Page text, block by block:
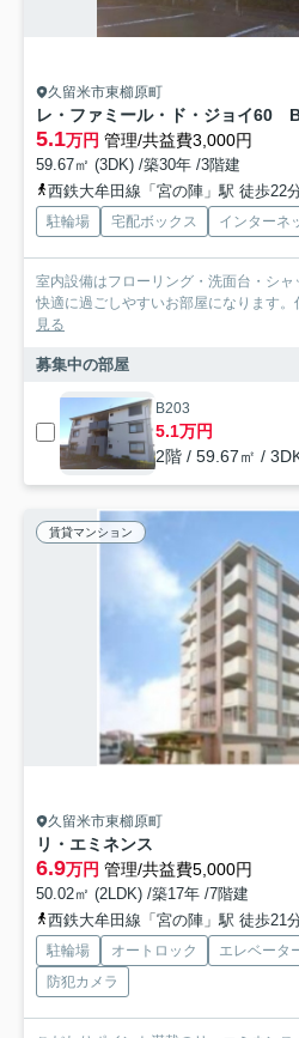
久留米市東櫛原町
レ・ファミール・ド・ジョイ60
5.1万円 管理/共益費3,000円
59.67㎡ (3DK) /築30年 /3階建
西鉄大牟田線「宮の陣」駅 徒歩22
駐輪場 宅配ボックス インターネ
室内設備はフローリング・洗面台・シャ
快適に過ごしやすいお部屋になります
見る
募集中の部屋
B203
5.1万円
2階 / 59.67㎡ /
賃貸マンション
久留米市東櫛原町
リ・エミネンス
6.9万円 管理/共益費5,000円
50.02㎡ (2LDK) /築17年 /7階建
西鉄大牟田線「宮の陣」駅 徒歩21
駐輪場 オートロック エレベータ
防犯カメラ